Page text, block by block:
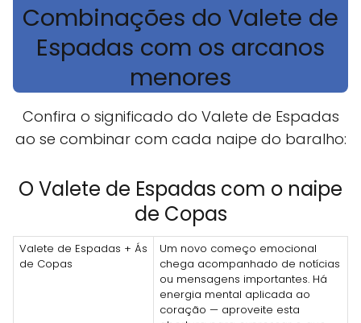
Combinações do Valete de
Espadas com os arcanos
menores
Confira o significado do Valete de Espadas
ao se combinar com cada naipe do baralho:
O Valete de Espadas com o naipe
de Copas
Valete de Espadas + Ás
de Copas
Um novo começo emocional
chega acompanhado de notícias
ou mensagens importantes. Há
energia mental aplicada ao
coração — aproveite esta